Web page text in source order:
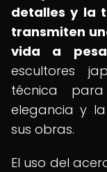
detalles y la
transmiten
vida a
escultores
técnica
elegancia y
sus obras.
El uso del